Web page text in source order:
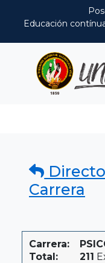
Educación
Carrera
Carrera:
Total:
211